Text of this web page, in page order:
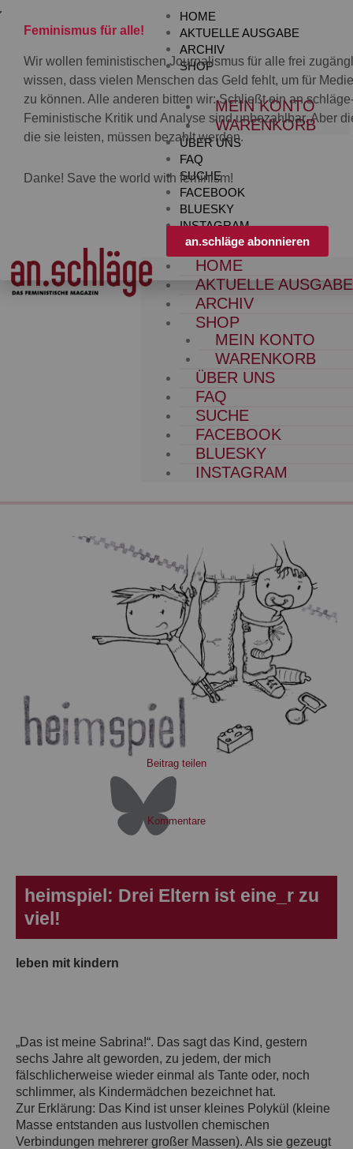
Inhalt
HOME
AKTUELLE AUSGABE
ARCHIV
SHOP
MEIN KONTO
WARENKORB
ÜBER UNS
FAQ
SUCHE
FACEBOOK
BLUESKY
INSTAGRAM
HOME
AKTUELLE AUSGABE
ARCHIV
SHOP
MEIN KONTO
WARENKORB
ÜBER UNS
FAQ
SUCHE
FACEBOOK
BLUESKY
INSTAGRAM
Beitrag teilen
Kommentare
heimspiel: Drei Eltern ist eine_r zu
viel!
leben mit kindern
„Das ist meine Sabrina!“. Das sagt das Kind, gestern
sechs Jahre alt geworden, zu jedem, der mich
fälschlicherweise wieder einmal als Tante oder, noch
schlimmer, als Kindermädchen bezeichnet hat.
Zur Erklärung: Das Kind ist unser kleines Polykül (kleine
Masse entstanden aus lustvollen chemischen
Verbindungen mehrerer großer Massen). Als sie gezeugt
Feminismus für alle!
Wir wollen feministischen Journalismus für alle frei
wissen, dass vielen Menschen das Geld fehlt, um für
zu können. Alle anderen bitten wir: Schließt ein
Feministische Kritik und Analyse sind unbezahlbar. Aber
die sie leisten, müssen bezahlt werden.
Danke! Save the world with feminism!
an.schläge abonnieren